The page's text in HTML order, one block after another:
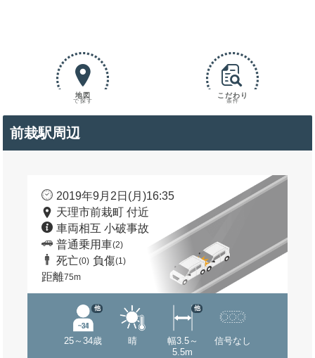
地図
で探す
こだわり
条件
前栽駅周辺
2019年9月2日(月)16:35
天理市前栽町 付近
車両相互 小破事故
普通乗用車(2)
死亡(0) 負傷(1)
距離75m
25～34歳
他
晴
幅3.5～
5.5m
他
信号なし